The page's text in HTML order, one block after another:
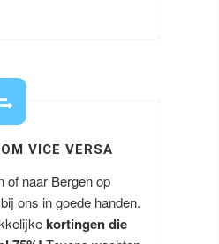
VICE VERSA
of naar Bergen op
ons in goede handen.
kortingen die